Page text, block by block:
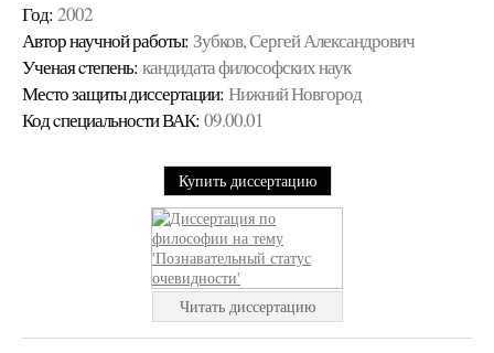
Год: 2002
Автор научной работы: Зубков, Сергей Александрович
Ученая cтепень: кандидата философских наук
Место защиты диссертации: Нижний Новгород
Код cпециальности ВАК: 09.00.01
Купить диссертацию
Читать диссертацию